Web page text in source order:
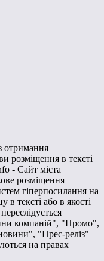
отримання
розміщення в тексті
- Сайт міста
розміщення
гіперпосилання на
в тексті або в якості
компаній", "Промо",
"Прес-реліз"
на правах